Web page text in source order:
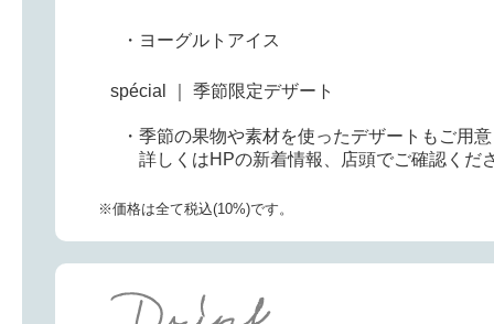
・ヨーグルトアイス
spécial ｜ 季節限定デザート
・季節の果物や素材を使ったデザートもご用
詳しくはHPの新着情報、店頭でご確認くだ
※価格は全て税込(10%)です。